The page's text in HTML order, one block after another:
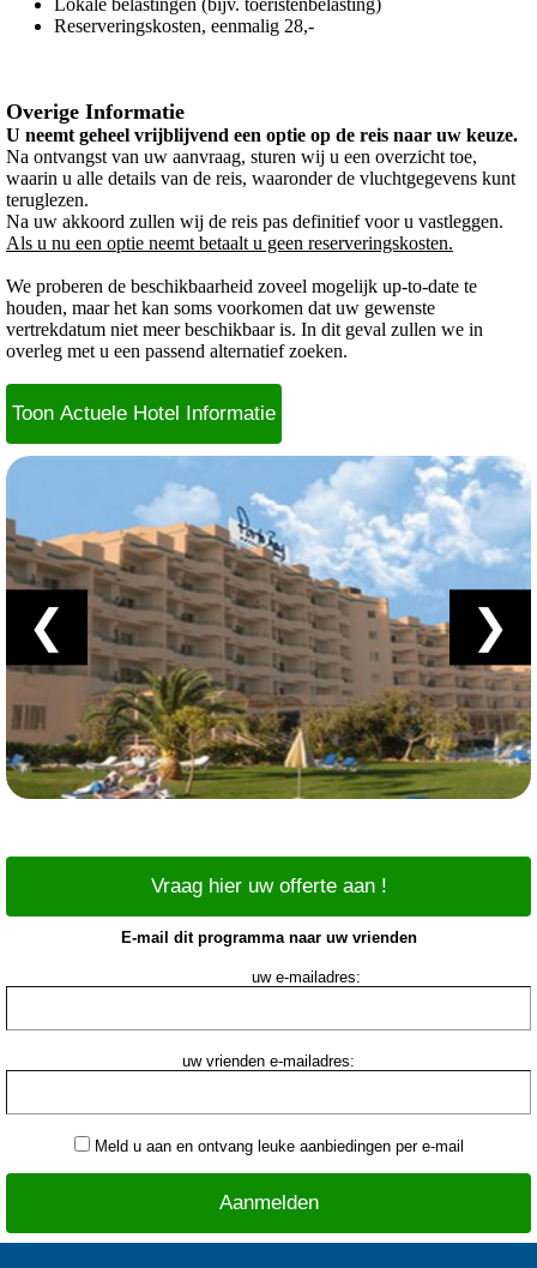
Lokale belastingen (bijv. toeristenbelasting)
Reserveringskosten, eenmalig 28,-
Overige Informatie
U neemt geheel vrijblijvend een optie op de reis naar uw keuze.
Na ontvangst van uw aanvraag, sturen wij u een overzicht toe,
waarin u alle details van de reis, waaronder de vluchtgegevens kunt
teruglezen.
Na uw akkoord zullen wij de reis pas definitief voor u vastleggen.
Als u nu een optie neemt betaalt u geen reserveringskosten.
We proberen de beschikbaarheid zoveel mogelijk up-to-date te
houden, maar het kan soms voorkomen dat uw gewenste
vertrekdatum niet meer beschikbaar is. In dit geval zullen we in
overleg met u een passend alternatief zoeken.
Toon Actuele Hotel Informatie
❮ ❯
Vraag hier uw offerte aan !
E-mail dit programma naar uw vrienden
uw e-mailadres:
uw vrienden e-mailadres:
Meld u aan en ontvang leuke aanbiedingen per e-mail